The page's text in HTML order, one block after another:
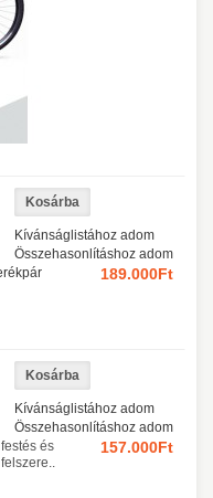
Kívánságlistához adom
Összehasonlításhoz adom
189.000Ft
Kívánságlistához adom
Összehasonlításhoz adom
157.000Ft
festés és
felszere..